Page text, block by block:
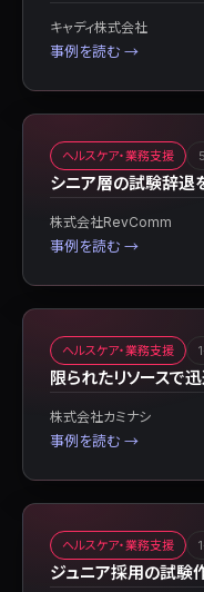
キャディ株式会社
事例を読む →
ヘルスケア・業務支援
シニア層の試験辞退
株式会社RevComm
事例を読む →
ヘルスケア・業務支援
限られたリソースで
株式会社カミナシ
事例を読む →
ヘルスケア・業務支援
ジュニア採用の試験